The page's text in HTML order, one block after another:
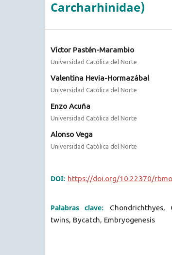
Carcharhinidae)
Víctor Pastén-Marambio
Universidad Católica del Norte
Valentina Hevia-Hormazábal
Universidad Católica del Norte
Enzo Acuña
Universidad Católica del Norte
Alonso Vega
Universidad Católica del Norte
DOI: https://doi.org/10.22370/
Palabras clave:
twins, Bycatch, Embryogenesis